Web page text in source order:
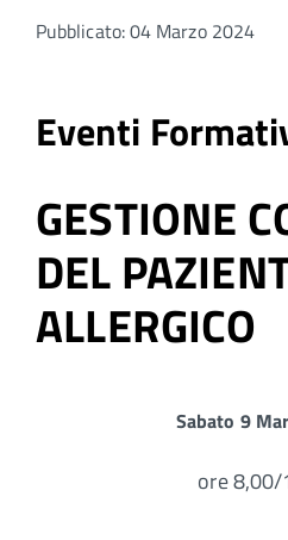
Pubblicato: 04 Marzo 2024
Eventi
GESTIONE
DEL
ALLERGICO
Sabato 9
ore